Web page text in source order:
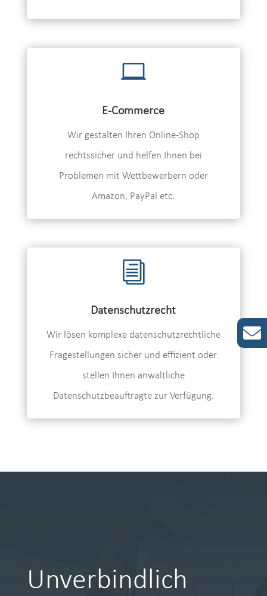

E-Commerce
Wir gestalten Ihren Online-Shop
rechtssicher und helfen Ihnen bei
Problemen mit Wettbewerbern oder
Amazon, PayPal etc.
i
Datenschutzrecht
Wir lösen komplexe datenschutzrechtliche
Fragestellungen sicher und effizient oder
stellen Ihnen anwaltliche
Datenschutzbeauftragte zur Verfügung.
Unverbindlich